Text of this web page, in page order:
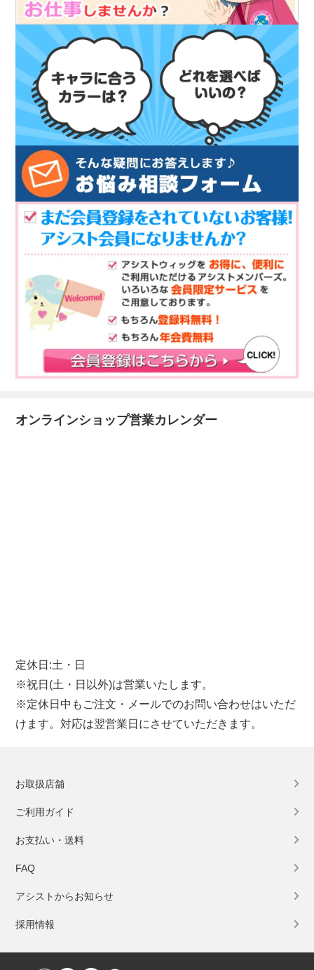
オンラインショップ営業カレンダー
定休日:土・日
※祝日(土・日以外)は営業いたします。
※定休日中もご注文・メールでのお問い合わせはいただ
けます。対応は翌営業日にさせていただきます。
お取扱店舗
ご利用ガイド
お支払い・送料
FAQ
アシストからお知らせ
採用情報